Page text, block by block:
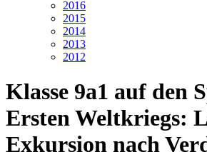
2016
2015
2014
2013
2012
Klasse 9a1 auf den
Ersten Weltkriegs:
Exkursion nach